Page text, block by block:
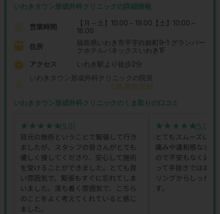
いわきタウン形成外科クリニックの詳細情報
営業時間
【月～土】10:00～19:00【土】10:00～
18:00
住所
福島県いわき市平字白銀町9-1 グランパー
クホテルパネックスいわき1F
アクセス
いわき駅より徒歩2分
いわきタウン形成外科クリニックの院長
工藤 勝秀 医師
いわきタウン形成外科クリニックのくま取りの口コミ
★★★★★
★★★★★(5.0)
目元の施術ということで緊張して行き
ましたが、スタッフの皆さんがとても
優しく接してくださり、安心して施術
を受けることができました。とても良
い雰囲気で、緊張もすぐに忘れてしま
いました。落ち着く雰囲気で、こちら
のことをよく考えてくれていると感じ
ました。
★★★★★
★★★★★(5.0)
とてもスムーズに
痛みや違和感など
ので不安もなく通え
って手抜きではあ
リングからしっか
す。